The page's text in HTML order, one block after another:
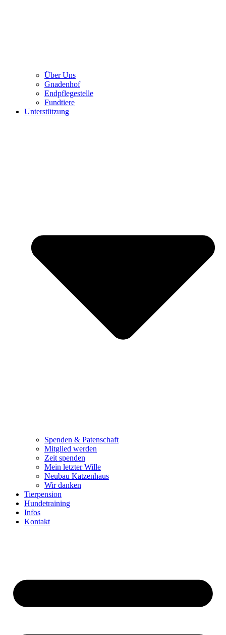
Über Uns
Gnadenhof
Endpflegestelle
Fundtiere
Unterstützung
Spenden & Patenschaft
Mitglied werden
Zeit spenden
Mein letzter Wille
Neubau Katzenhaus
Wir danken
Tierpension
Hundetraining
Infos
Kontakt